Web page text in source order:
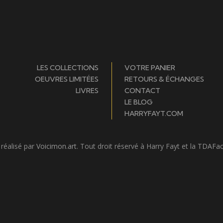
LES COLLECTIONS
OEUVRES LIMITÉES
LIVRES
VOTRE PANIER
RETOURS & ÉCHANGES
CONTACT
LE BLOG
HARRYFAYT.COM
par Voicimon.art. Tout droit réservé à Harry Fayt et la